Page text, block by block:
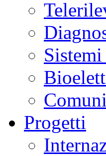
Progetti